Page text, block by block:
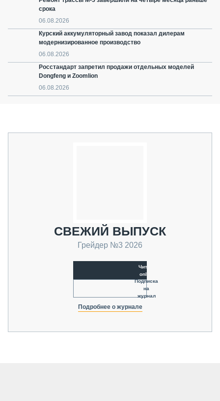
срока
06.08.2026
Курский аккумуляторный завод показал дилерам
модернизированное производство
06.08.2026
Росстандарт запретил продажи отдельных моделей
Dongfeng и Zoomlion
06.08.2026
СВЕЖИЙ ВЫПУСК
Грейдер №3 2026
Читать
online
Подписка
на
журнал
Подробнее о журнале